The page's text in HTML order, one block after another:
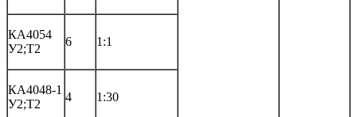
КА4054
У2;Т2
6 1:1
КА4048-1
У2;Т2
4 1:30